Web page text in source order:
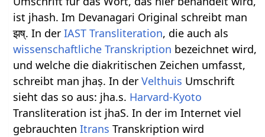
ist jhash. Im Devanagari Original schreibt man
झष्. In derIAST Transliteration, die auch als
wissenschaftliche Transkription bezeichnet wird,
und welche die diakritischen Zeichen umfasst,
schreibt man jhaṣ. In derVelthuis Umschrift
sieht das so aus: jha.s. Harvard-Kyoto
Transliteration ist jhaS. In der im Internet viel
gebrauchtenItrans Transkription wird